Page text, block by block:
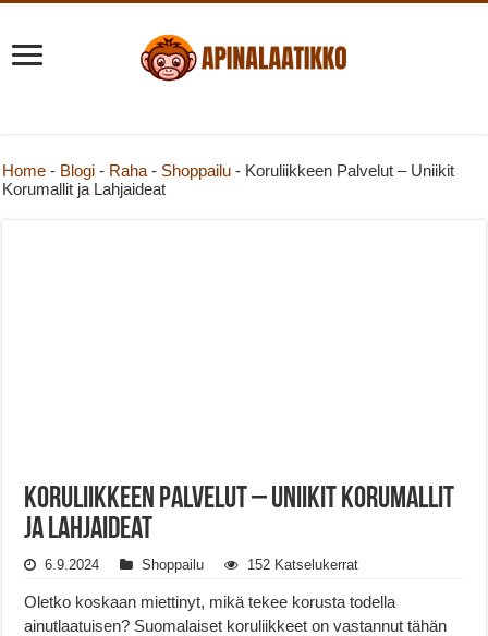
Home - Blogi - Raha - Shoppailu - Koruliikkeen Palvelut – Uniikit
Korumallit ja Lahjaideat
Koruliikkeen Palvelut – Uniikit Korumallit
ja Lahjaideat
6.9.2024 Shoppailu 152 Katselukerrat
Oletko koskaan miettinyt, mikä tekee korusta todella
ainutlaatuisen? Suomalaiset koruliikkeet on vastannut tähän